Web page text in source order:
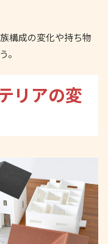
構成の変化や持ち物
。
リアの変